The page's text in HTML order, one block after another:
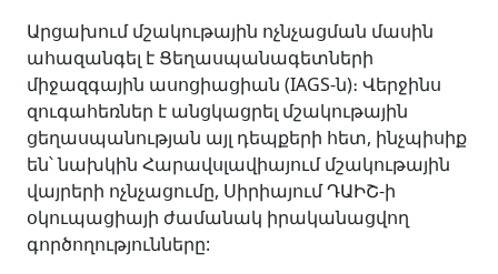
Արցախում մշակութային ոչնչացման մասին
ահազանգել է Ցեղասպանագետների
միջազգային ասոցիացիան (IAGS-ն)։ Վերջինս
զուգահեռներ է անցկացրել մշակութային
ցեղասպանության այլ դեպքերի հետ, ինչպիսիք
են՝ նախկին Հարավսլավիայում մշակութային
վայրերի ոչնչացումը, Սիրիայում ԴԱԻՇ-ի
օկուպացիայի ժամանակ իրականացվող
գործողությունները: